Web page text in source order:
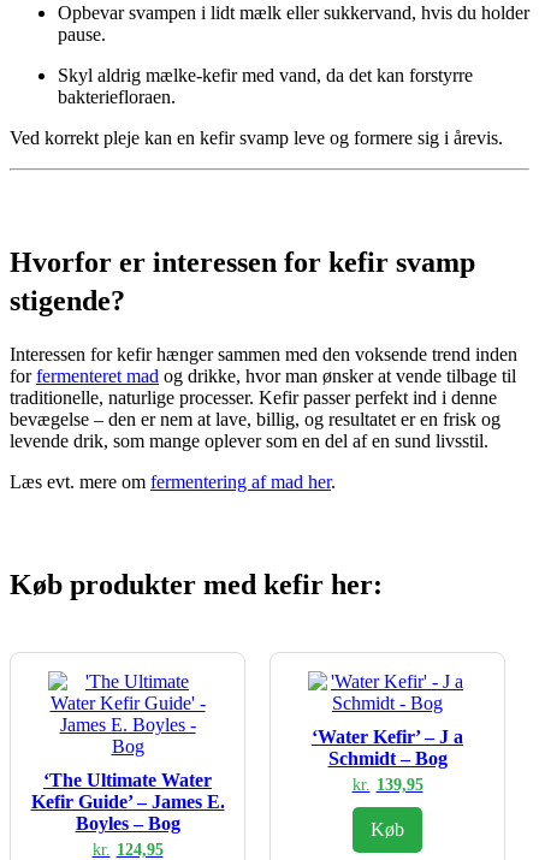
Opbevar svampen i lidt mælk eller sukkervand, hvis du holder
pause.
Skyl aldrig mælke-kefir med vand, da det kan forstyrre
bakteriefloraen.
Ved korrekt pleje kan en kefir svamp leve og formere sig i årevis.
Hvorfor er interessen for kefir svamp
stigende?
Interessen for kefir hænger sammen med den voksende trend inden
forfermenteret mad og drikke, hvor man ønsker at vende tilbage til
traditionelle, naturlige processer. Kefir passer perfekt ind i denne
bevægelse – den er nem at lave, billig, og resultatet er en frisk og
levende drik, som mange oplever som en del af en sund livsstil.
Læs evt. mere om fermentering af mad her.
Køb produkter med kefir her:
‘The Ultimate Water
Kefir Guide’ – James E.
Boyles – Bog
kr. 124,95
‘Water Kefir’ – J a
Schmidt – Bog
kr. 139,95
Køb